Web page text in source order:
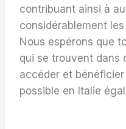
contribuant ainsi à
considérablement
Nous espérons que
qui se trouvent dans
accéder et
possible en Italie